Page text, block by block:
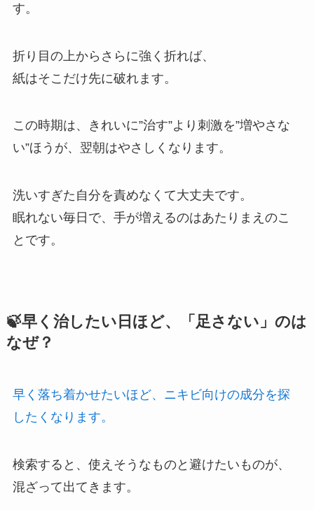
す。
折り目の上からさらに強く折れば、
紙はそこだけ先に破れます。
この時期は、きれいに”治す”より刺激を”増やさな
い”ほうが、翌朝はやさしくなります。
洗いすぎた自分を責めなくて大丈夫です。
眠れない毎日で、手が増えるのはあたりまえのこ
とです。
🍃早く治したい日ほど、「足さない」のは
なぜ？
早く落ち着かせたいほど、ニキビ向けの成分を探
したくなります。
検索すると、使えそうなものと避けたいものが、
混ざって出てきます。